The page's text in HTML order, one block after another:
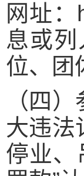
网址
息或
位、团
（四
大违法
停业、